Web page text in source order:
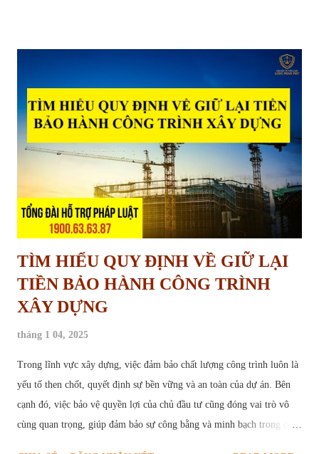
mới nhất tại Luật Đất đai năm 2024. Thủ tục yêu cầu xóa quy hoạch
hoạch treo là hiện tượng một khu vực đất đã được xác định trong kế
hoạch sử dụng đất, dự kiến thực hiện dự án nhưng trong nhiều năm
không được triển khai trên thực tế, dẫn đến việc đất rơi vào tình trạng
“chờ đợi”, không được sử dụng đúng mục...
TÌM HIỂU QUY ĐỊNH VỀ GIỮ LẠI
TIỀN BẢO HÀNH CÔNG TRÌNH
XÂY DỰNG
tháng 1 04, 2025
Trong lĩnh vực xây dựng, việc đảm bảo chất lượng công trình luôn là
yếu tố then chốt, quyết định sự bền vững và an toàn của dự án. Bên
cạnh đó, việc bảo vệ quyền lợi của chủ đầu tư cũng đóng vai trò vô
cùng quan trọng, giúp đảm bảo sự công bằng và minh bạch trong quá